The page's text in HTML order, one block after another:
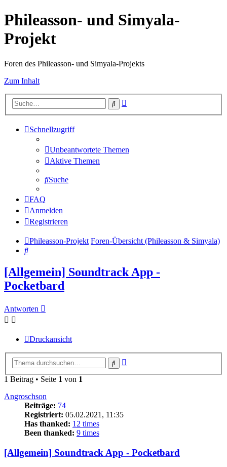
Phileasson- und Simyala-
Projekt
Foren des Phileasson- und Simyala-Projekts
Zum Inhalt
Suche
Schnellzugriff
Unbeantwortete Themen
Aktive Themen
Suche
FAQ
Anmelden
Registrieren
Phileasson-Projekt Foren-Übersicht (Phileasson & Simyala)
Suche
[Allgemein] Soundtrack App -
Pocketbard
Antworten
Druckansicht
Suche
1 Beitrag • Seite 1 von 1
Angroschson
Beiträge: 74
Registriert: 05.02.2021, 11:35
Has thanked: 12 times
Been thanked: 9 times
[Allgemein] Soundtrack App - Pocketbard